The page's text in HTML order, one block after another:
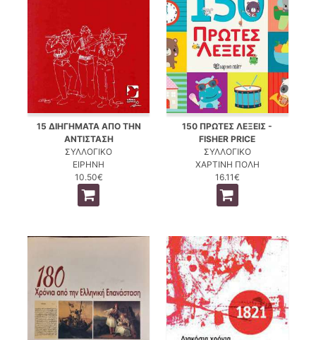
15 ΔΙΗΓΗΜΑΤΑ ΑΠΟ ΤΗΝ
ΑΝΤΙΣΤΑΣΗ
ΣΥΛΛΟΓΙΚΟ
ΕΙΡΗΝΗ
10.50€
150 ΠΡΩΤΕΣ ΛΕΞΕΙΣ -
FISHER PRICE
ΣΥΛΛΟΓΙΚΟ
ΧΑΡΤΙΝΗ ΠΟΛΗ
16.11€